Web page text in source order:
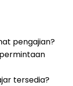
pengajian?
tersedia?